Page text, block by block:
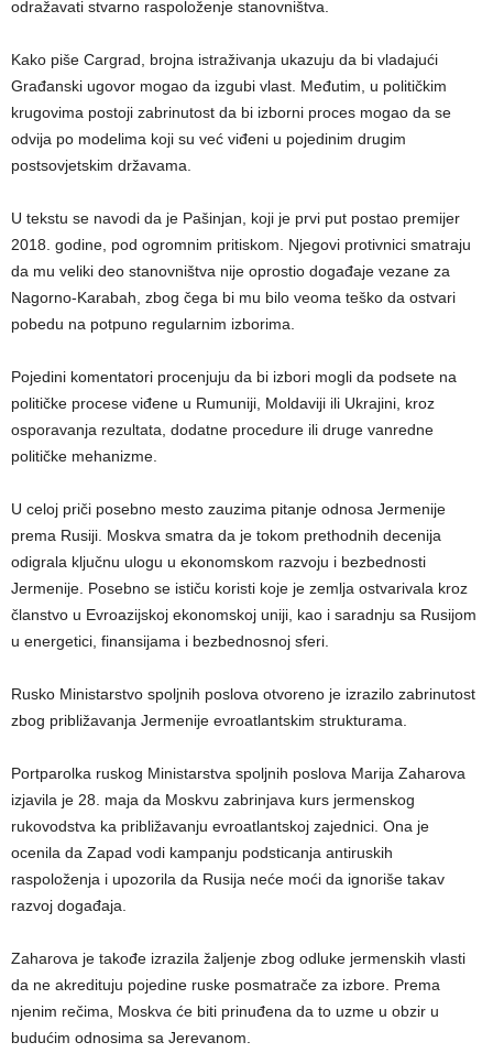
odražavati stvarno raspoloženje stanovništva.
Kako piše Cargrad, brojna istraživanja ukazuju da bi vladajući
Građanski ugovor mogao da izgubi vlast. Međutim, u političkim
krugovima postoji zabrinutost da bi izborni proces mogao da se
odvija po modelima koji su već viđeni u pojedinim drugim
postsovjetskim državama.
U tekstu se navodi da je Pašinjan, koji je prvi put postao premijer
2018. godine, pod ogromnim pritiskom. Njegovi protivnici smatraju
da mu veliki deo stanovništva nije oprostio događaje vezane za
Nagorno-Karabah, zbog čega bi mu bilo veoma teško da ostvari
pobedu na potpuno regularnim izborima.
Pojedini komentatori procenjuju da bi izbori mogli da podsete na
političke procese viđene u Rumuniji, Moldaviji ili Ukrajini, kroz
osporavanja rezultata, dodatne procedure ili druge vanredne
političke mehanizme.
U celoj priči posebno mesto zauzima pitanje odnosa Jermenije
prema Rusiji. Moskva smatra da je tokom prethodnih decenija
odigrala ključnu ulogu u ekonomskom razvoju i bezbednosti
Jermenije. Posebno se ističu koristi koje je zemlja ostvarivala kroz
članstvo u Evroazijskoj ekonomskoj uniji, kao i saradnju sa Rusijom
u energetici, finansijama i bezbednosnoj sferi.
Rusko Ministarstvo spoljnih poslova otvoreno je izrazilo zabrinutost
zbog približavanja Jermenije evroatlantskim strukturama.
Portparolka ruskog Ministarstva spoljnih poslova Marija Zaharova
izjavila je 28. maja da Moskvu zabrinjava kurs jermenskog
rukovodstva ka približavanju evroatlantskoj zajednici. Ona je
ocenila da Zapad vodi kampanju podsticanja antiruskih
raspoloženja i upozorila da Rusija neće moći da ignoriše takav
razvoj događaja.
Zaharova je takođe izrazila žaljenje zbog odluke jermenskih vlasti
da ne akredituju pojedine ruske posmatrače za izbore. Prema
njenim rečima, Moskva će biti prinuđena da to uzme u obzir u
budućim odnosima sa Jerevanom.